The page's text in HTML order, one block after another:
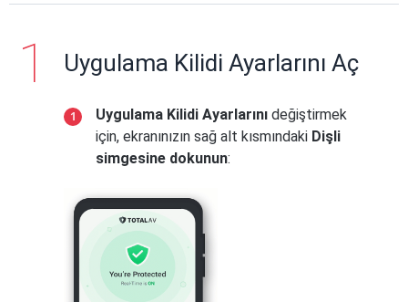
Uygulama Kilidi Ayarlarını Aç
Uygulama Kilidi Ayarlarını değiştirmek
için, ekranınızın sağ alt kısmındaki Dişli
simgesine dokunun: